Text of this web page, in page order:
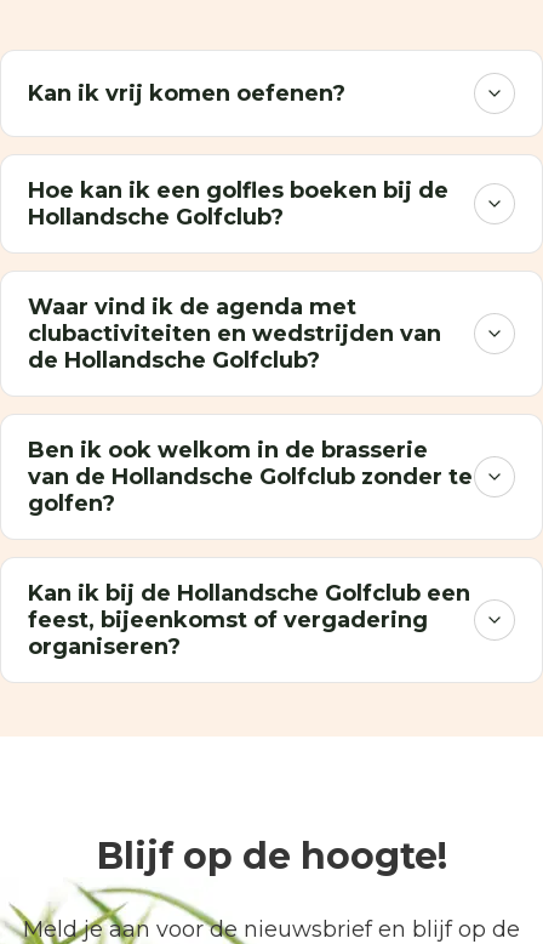
Kan ik vrij komen oefenen?
Hoe kan ik een golfles boeken bij de
Hollandsche Golfclub?
Waar vind ik de agenda met
clubactiviteiten en wedstrijden van
de Hollandsche Golfclub?
Ben ik ook welkom in de brasserie
van de Hollandsche Golfclub zonder te
golfen?
Kan ik bij de Hollandsche Golfclub een
feest, bijeenkomst of vergadering
organiseren?
Blijf op de hoogte!
Meld je aan voor de nieuwsbrief en blijf op de